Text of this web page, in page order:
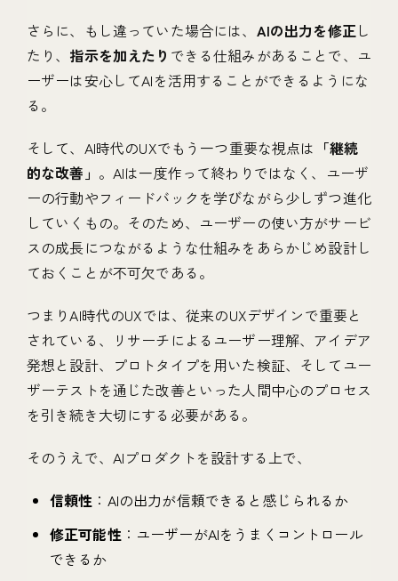
さらに、もし違っていた場合には、 AIの出力を修正し
たり、 指示を加えたり できる仕組みがあることで、ユ
ーザーは安心してAIを活用することができるようにな
る。
そして、AI時代のUXでもう一つ重要な視点は 「継続
的な改善」 。AIは一度作って終わりではなく、ユーザ
ーの行動やフィードバックを学びながら少しずつ進化
していくもの。そのため、ユーザーの使い方がサービ
スの成長につながるような仕組みをあらかじめ設計し
ておくことが不可欠である。
つまりAI時代のUXでは、従来のUXデザインで重要と
されている、リサーチによるユーザー理解、アイデア
発想と設計、プロトタイプを用いた検証、そしてユー
ザーテストを通じた改善といった人間中心のプロセス
を引き続き大切にする必要がある。
そのうえで、AIプロダクトを設計する上で、
信頼性 ：AIの出力が信頼できると感じられるか
修正可能性：ユーザーがAIをうまくコントロール
できるか